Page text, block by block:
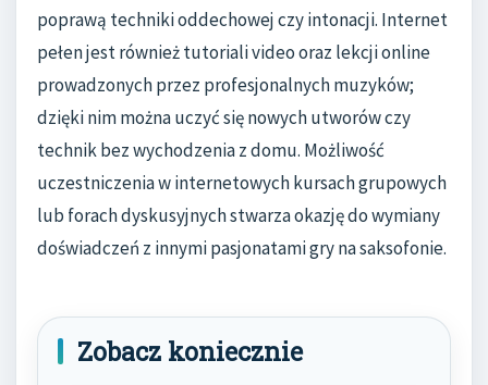
poprawą techniki oddechowej czy intonacji. Internet
pełen jest również tutoriali video oraz lekcji online
prowadzonych przez profesjonalnych muzyków;
dzięki nim można uczyć się nowych utworów czy
technik bez wychodzenia z domu. Możliwość
uczestniczenia w internetowych kursach grupowych
lub forach dyskusyjnych stwarza okazję do wymiany
doświadczeń z innymi pasjonatami gry na saksofonie.
Zobacz koniecznie